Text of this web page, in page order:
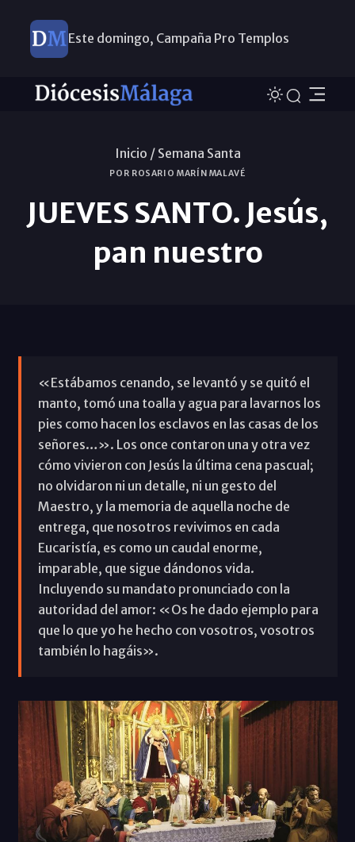
Este domingo, Campaña Pro Templos
Inicio / Semana Santa
POR ROSARIO MARÍN MALAVÉ
JUEVES SANTO. Jesús,
pan nuestro
«Estábamos cenando, se levantó y se quitó el
manto, tomó una toalla y agua para lavarnos los
pies como hacen los esclavos en las casas de los
señores…». Los once contaron una y otra vez
cómo vivieron con Jesús la última cena pascual;
no olvidaron ni un detalle, ni un gesto del
Maestro, y la memoria de aquella noche de
entrega, que nosotros revivimos en cada
Eucaristía, es como un caudal enorme,
imparable, que sigue dándonos vida.
Incluyendo su mandato pronunciado con la
autoridad del amor: «Os he dado ejemplo para
que lo que yo he hecho con vosotros, vosotros
también lo hagáis».